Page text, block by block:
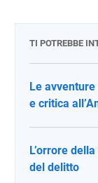
TI POTREBBE
Le
e critica
L’orrore
del delitto